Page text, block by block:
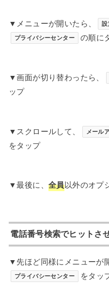
▼メニューが開いたら、 設
プライバシーセンター の順に
▼画面が切り替わったら、
ップ
▼スクロールして、 メール
をタップ
▼最後に、 全員以外のオプ
電話番号検索でヒットさ
▼先ほど同様にメニューが
プライバシーセンター をタッ